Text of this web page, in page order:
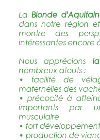
La Blonde
dans notre région
montre des
intéressantes encore
Nous apprécions
nombreux atouts :
• facilité de
maternelles des
• précocité à
importants par
musculaire
• fort
• production de